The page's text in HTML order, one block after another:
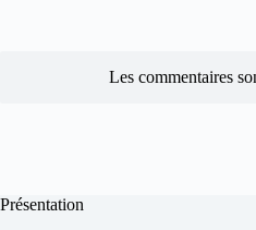
Les commentaires
Présentation